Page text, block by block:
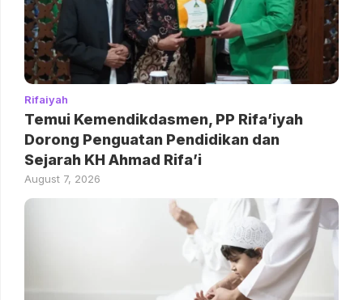
Rifaiyah
Temui Kemendikdasmen, PP Rifa’iyah
Dorong Penguatan Pendidikan dan
Sejarah KH Ahmad Rifa’i
August 7, 2026